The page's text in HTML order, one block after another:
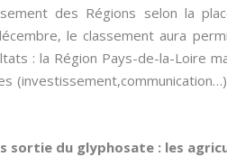
des Régions selon la
le classement aura
: la Région Pays-de-la-Loire
sortie du glyphosate : les